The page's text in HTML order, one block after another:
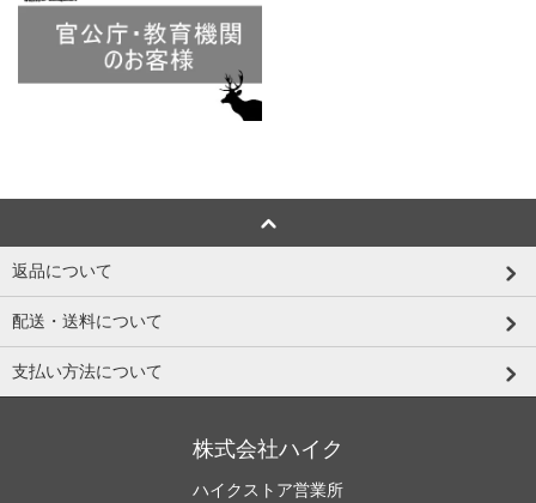
返品について
配送・送料について
支払い方法について
株式会社ハイク
ハイクストア営業所